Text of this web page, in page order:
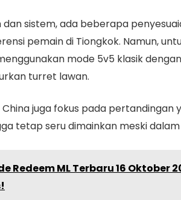
dan sistem, ada beberapa
pemain di Tiongkok. Namun,
mode 5v5 klasik
turret lawan.
China juga fokus pada pertandingan
tetap seru dimainkan meski
Redeem ML Terbaru 16 Oktober